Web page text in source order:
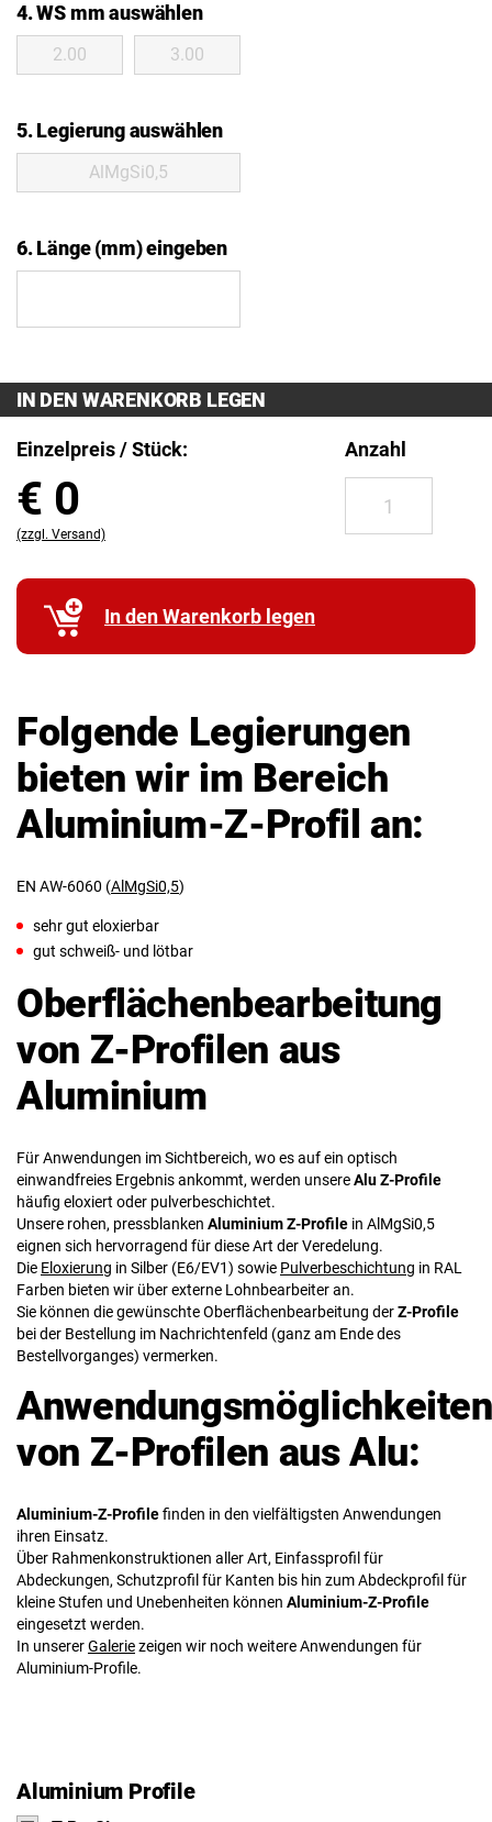
4. WS mm auswählen
2.00 3.00
5. Legierung auswählen
AlMgSi0,5
6. Länge (mm) eingeben
IN DEN WARENKORB LEGEN
Einzelpreis / Stück:
€ 0
(zzgl. Versand)
Anzahl
In den Warenkorb legen
Folgende Legierungen
bieten wir im Bereich
Aluminium-Z-Profil an:
EN AW-6060 (AlMgSi0,5)
sehr gut eloxierbar
gut schweiß- und lötbar
Oberflächenbearbeitung
von Z-Profilen aus
Aluminium
Für Anwendungen im Sichtbereich, wo es auf ein optisch
einwandfreies Ergebnis ankommt, werden unsereAlu Z-Profile
häufig eloxiert oder pulverbeschichtet.
Unsere rohen, pressblanken Aluminium Z-Profile in AlMgSi0,5
eignen sich hervorragend für diese Art der Veredelung.
Die Eloxierung in Silber (E6/EV1) sowie Pulverbeschichtung in RAL
Farben bieten wir über externe Lohnbearbeiter an.
Sie können die gewünschte Oberflächenbearbeitung derZ-Profile
bei der Bestellung im Nachrichtenfeld (ganz am Ende des
Bestellvorganges) vermerken.
Anwendungsmöglichkeiten
von Z-Profilen aus Alu:
Aluminium-Z-Profilefinden in den vielfältigsten Anwendungen
ihren Einsatz.
Über Rahmenkonstruktionen aller Art, Einfassprofil für
Abdeckungen, Schutzprofil für Kanten bis hin zum Abdeckprofil für
kleine Stufen und Unebenheiten können Aluminium-Z-Profile
eingesetzt werden.
In unsererGaleriezeigen wir noch weitere Anwendungen für
Aluminium-Profile.
Aluminium Profile